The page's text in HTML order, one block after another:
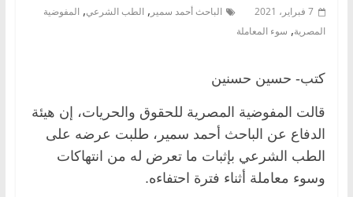
7 فبراير، 2021 الباحث أحمد سمير , الطب الشرعي, المفوضية
المصرية, سوء المعاملة
كتب- حسين حسنين
قالت المفوضية المصرية للحقوق والحريات، إن هيئة
الدفاع عن الباحث أحمد سمير، طلبت عرضه على
الطب الشرعي بإثبات ما تعرض له من انتهاكات
وسوء معاملة أثناء فترة احتفاءه.